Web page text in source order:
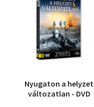
Nyugaton a helyzet
változatlan - DVD